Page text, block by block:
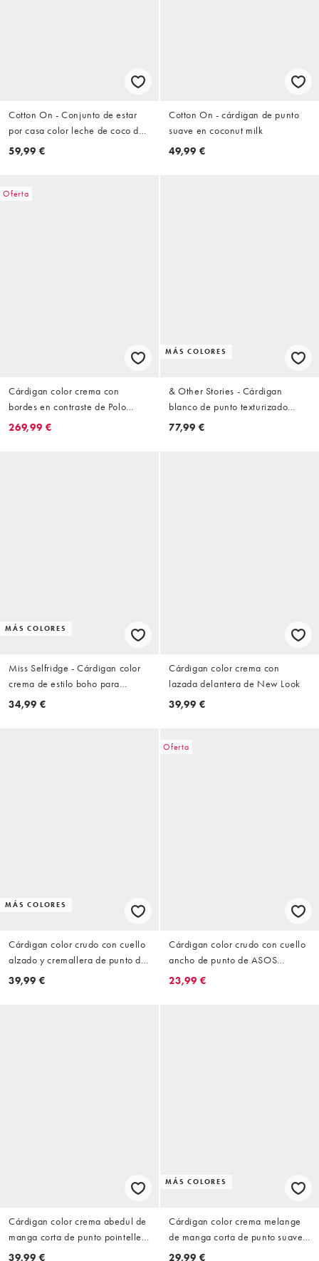
Cotton On - Conjunto de estar
por casa color leche de coco de
pantalones y cárdigan con
59,99 €
Cotton On - cárdigan de punto
suave en coconut milk
49,99 €
Oferta
Cárdigan color crema con
bordes en contraste de Polo
Ralph Lauren
269,99 €
MÁS COLORES
& Other Stories - Cárdigan
blanco de punto texturizado
calado
77,99 €
MÁS COLORES
Miss Selfridge - Cárdigan color
crema de estilo boho para
festivales con lazada delantera
34,99 €
Cárdigan color crema con
lazada delantera de New Look
39,99 €
MÁS COLORES
Cárdigan color crudo con cuello
alzado y cremallera de punto de
ASOS DESIGN
39,99 €
Oferta
Cárdigan color crudo con cuello
ancho de punto de ASOS
DESIGN
23,99 €
Cárdigan color crema abedul de
manga corta de punto pointelle
de Pieces
39,99 €
MÁS COLORES
Cárdigan color crema melange
de manga corta de punto suave
de VILA
29,99 €